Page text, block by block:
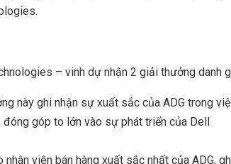
– vinh dự nhận 2 giải thưởng danh
này ghi nhận sự xuất sắc của ADG trong
góp to lớn vào sự phát triển của Dell
nhân viên bán hàng xuất sắc nhất của ADG,